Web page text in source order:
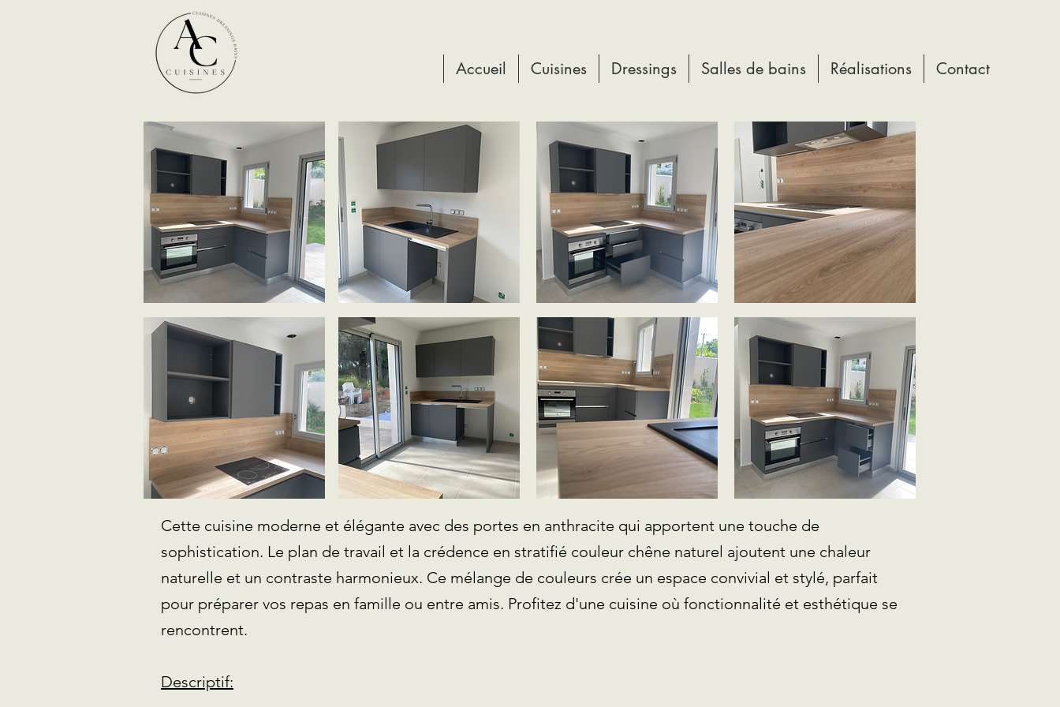
Accueil Cuisines Dressings Salles de bains Réalisations Contact
Cette cuisine moderne et élégante avec des portes en anthracite qui apportent une touche de
sophistication. Le plan de travail et la crédence en stratifié couleur chêne naturel ajoutent une chaleur
naturelle et un contraste harmonieux. Ce mélange de couleurs crée un espace convivial et stylé, parfait
pour préparer vos repas en famille ou entre amis. Profitez d'une cuisine où fonctionnalité et esthétique se
rencontrent.
Descriptif: